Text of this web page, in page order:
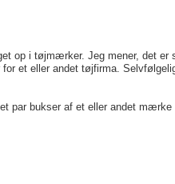
op i tøjmærker. Jeg mener, det
et eller andet tøjfirma.
par bukser af et eller andet mærke